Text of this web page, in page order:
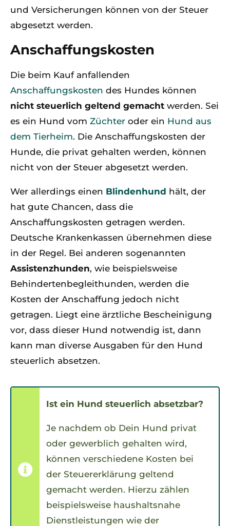
und Versicherungen können von der Steuer
abgesetzt werden.
Anschaffungskosten
Die beim Kauf anfallenden
Anschaffungskosten des Hundes können
nicht steuerlich geltend gemacht werden. Sei
es ein Hund vom Züchter oder ein Hund aus
dem Tierheim. Die Anschaffungskosten der
Hunde, die privat gehalten werden, können
nicht von der Steuer abgesetzt werden.
Wer allerdings einen Blindenhund hält, der
hat gute Chancen, dass die
Anschaffungskosten getragen werden.
Deutsche Krankenkassen übernehmen diese
in der Regel. Bei anderen sogenannten
Assistenzhunden, wie beispielsweise
Behindertenbegleithunden, werden die
Kosten der Anschaffung jedoch nicht
getragen. Liegt eine ärztliche Bescheinigung
vor, dass dieser Hund notwendig ist, dann
kann man diverse Ausgaben für den Hund
steuerlich absetzen.
Ist ein Hund steuerlich absetzbar?
Je nachdem ob Dein Hund privat
oder gewerblich gehalten wird,
können verschiedene Kosten bei
der Steuererklärung geltend
gemacht werden. Hierzu zählen
beispielsweise haushaltsnahe
Dienstleistungen wie der